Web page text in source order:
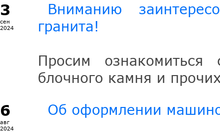
3
сен
2024
Вниманию
гранита!
Просим ознакомиться
блочного камня и
6
авг
2024
Об оформлении